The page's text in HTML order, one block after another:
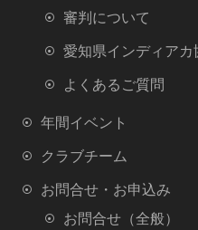
審判について
愛知県インディアカ
よくあるご質問
年間イベント
クラブチーム
お問合せ・お申込み
お問合せ（全般）